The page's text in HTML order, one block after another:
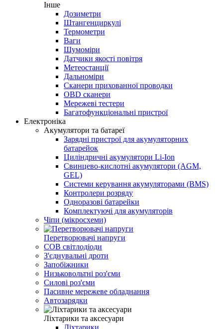
Інше
Дозиметри
Штангенциркулі
Термометри
Ваги
Шумоміри
Датчики якості повітря
Метеостанції
Дальноміри
Сканери прихованної проводки
OBD сканери
Мережеві тестери
Багатофункціональні пристрої
Електроніка
Акумулятори та батареї
Зарядні пристрої для акумуляторних
батарейок
Циліндричні акумулятори Li-Ion
Свинцево-кислотні акумулятори (AGM,
GEL)
Системи керування акумуляторами (BMS)
Контролери розряду
Одноразові батарейки
Комплектуючі для акумуляторів
Чіпи (мікросхеми)
Перетворювачі напруги
COB світлодіоди
З'єднувальні дроти
Запобіжники
Низьковольтні роз'єми
Силові роз'єми
Пасивне мережеве обладнання
Автозарядки
Ліхтарики та аксесуари